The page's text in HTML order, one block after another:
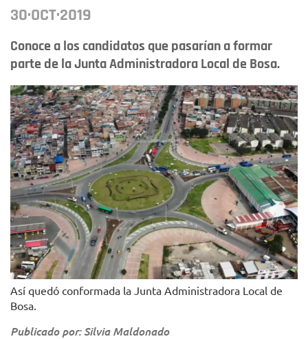
30·OCT·2019
Conoce a los candidatos que pasarían a formar
parte de la Junta Administradora Local de Bosa.
Así quedó conformada la Junta Administradora Local de
Bosa.
Publicado por: Silvia Maldonado